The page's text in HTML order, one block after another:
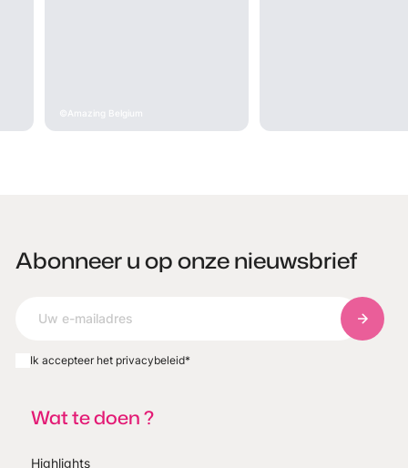
Amazing Belgium
Abonneer u op onze nieuwsbrief
Ik accepteer het privacybeleid*
Wat te doen ?
Highlights